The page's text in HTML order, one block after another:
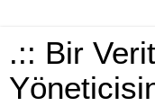
.:: Bir